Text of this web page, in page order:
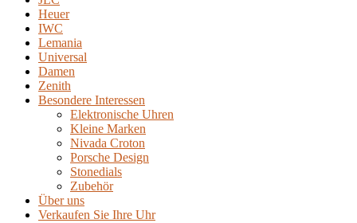
Heuer
IWC
Lemania
Universal
Damen
Zenith
Besondere Interessen
Elektronische Uhren
Kleine Marken
Nivada Croton
Porsche Design
Stonedials
Zubehör
Über uns
Verkaufen Sie Ihre Uhr